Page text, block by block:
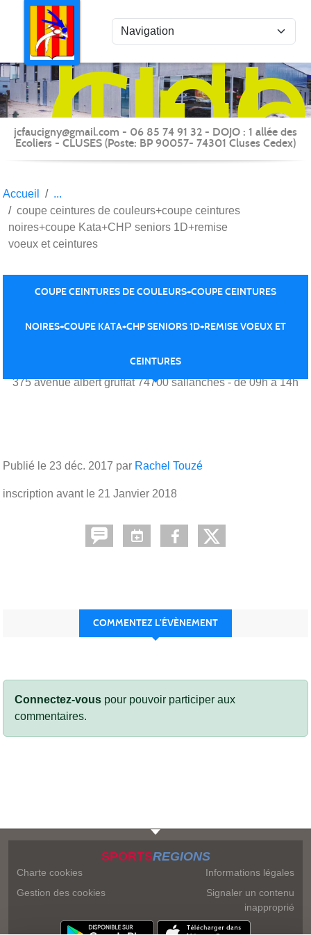
Judo
du
-
jcfaucigny@gmail.com - 06 85 74 91 32 - DOJO : 1 allée des
Ecoliers - CLUSES (Poste: BP 90057- 74301 Cluses Cedex)
Accueil
coupe ceintures de couleurs+coupe ceintures
noires+coupe Kata+CHP seniors 1D+remise
voeux et ceintures
COUPE CEINTURES DE COULEURS+COUPE CEINTURES
NOIRES+COUPE KATA+CHP SENIORS 1D+REMISE VOEUX ET
CEINTURES
375 avenue albert gruffat 74700 sallanches - de 09h à 14h
Publié le 23 déc. 2017 par Rachel Touzé
inscription avant le 21 Janvier 2018
COMMENTEZ L’ÉVÈNEMENT
Connectez-vous pour pouvoir participer aux
commentaires.
SPORTSREGIONS
Charte cookies
Gestion des cookies
Informations légales
Signaler un contenu
inapproprié
Panneau de gestion des cookies